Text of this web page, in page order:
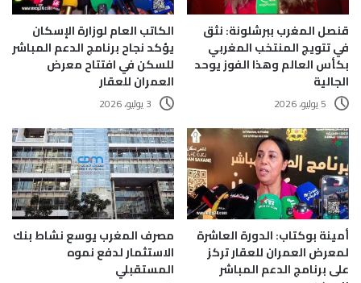
قنصل المغرب ببرشلونة: نثق
في تتويج المنتخب المغربي
بكأس العالم وهذا الفوز يوحد
الجالية
5 يوليو، 2026
الكاتب العام لوزارة الإسكان
يؤكد نجاح برنامج الدعم المباشر
للسكن في افتتاح معرض
العمران للعقار
3 يوليو، 2026
أمينة بوكتاب: الدورة العاشرة
لمعرض العمران للعقار تركز
على برنامج الدعم المباشر
مصرف المغرب يوسع نشاط بنك
الاستثمار لدفع نموه
المستقبلي